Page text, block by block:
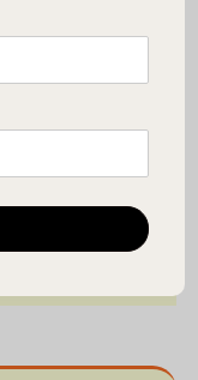
hij als een thuisloze
thuisloze asceet
persoon beschrijf